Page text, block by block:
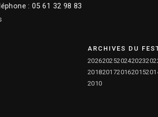
: 05 61 32 98 83
ARCHIVES DU
2026202520242023
2018201720162015
2010